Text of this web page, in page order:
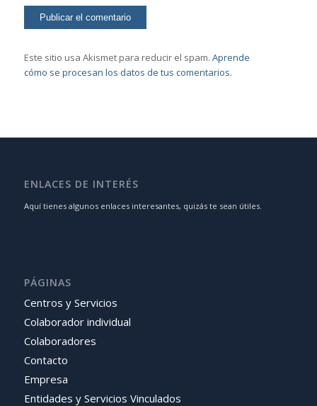
Este sitio usa Akismet para reducir el spam. Aprende
cómo se procesan los datos de tus comentarios.
ENLACES DE INTERÉS
Aquí tienes algunos enlaces interesantes, quizás te sean útiles.
PÁGINAS
Centros y Servicios
Colaborador individual
Colaboradores
Contacto
Empresa
Entidades y Servicios Vinculados